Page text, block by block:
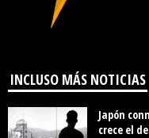
INCLUSO MÁS NOTICIAS
Japón
crece el